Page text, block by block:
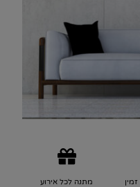
מתנה לכל אירוע